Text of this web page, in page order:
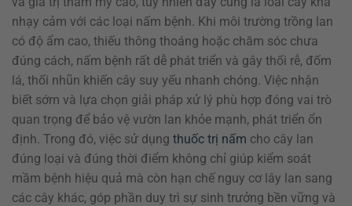
nhạy cảm với các loại nấm bệnh. Khi môi trường trồng lan
có độ ẩm cao, thiếu thông thoáng hoặc chăm sóc chưa
đúng cách, nấm bệnh rất dễ phát triển và gây thối rễ, đốm
lá, thối nhũn khiến cây suy yếu nhanh chóng. Việc nhận
biết sớm và lựa chọn giải pháp xử lý phù hợp đóng vai trò
quan trọng để bảo vệ vườn lan khỏe mạnh, phát triển ổn
định. Trong đó, việc sử dụng thuốc trị nấm cho cây lan
đúng loại và đúng thời điểm không chỉ giúp kiểm soát
mầm bệnh hiệu quả mà còn hạn chế nguy cơ lây lan sang
các cây khác, góp phần duy trì sự sinh trưởng bền vững và